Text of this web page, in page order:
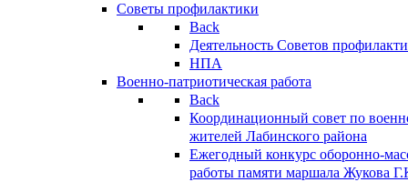
Советы профилактики
Back
Деятельность Советов
НПА
Военно-патриотическая работа
Back
Координационный совет по
жителей Лабинского района
Ежегодный конкурс оборонно-
работы памяти маршала Жукова